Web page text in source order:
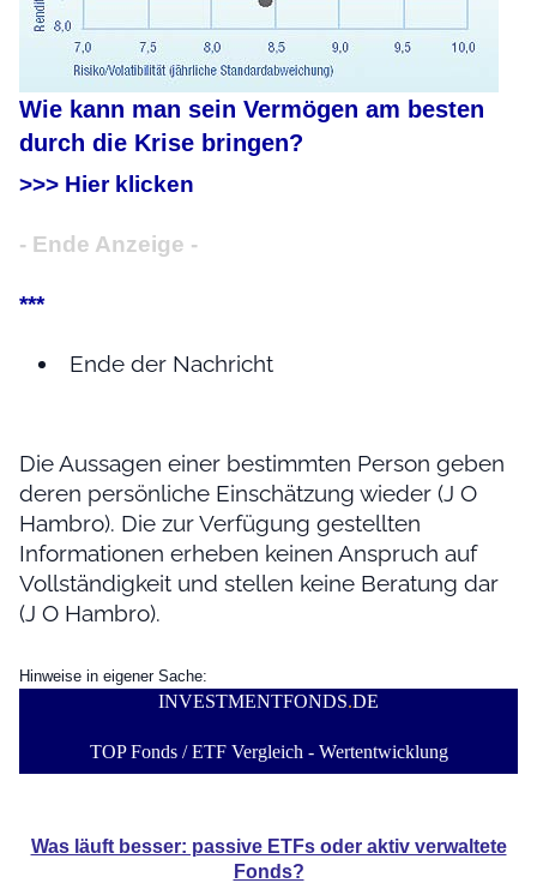
Wie kann man sein Vermögen am besten
durch die Krise bringen?
>>> Hier klicken
- Ende Anzeige -
***
Ende der Nachricht
Die Aussagen einer bestimmten Person geben
deren persönliche Einschätzung wieder (J O
Hambro). Die zur Verfügung gestellten
Informationen erheben keinen Anspruch auf
Vollständigkeit und stellen keine Beratung dar
(J O Hambro).
Hinweise in eigener Sache:
INVESTMENTFONDS.DE
TOP Fonds / ETF Vergleich - Wertentwicklung
Was läuft besser: passive ETFs oder aktiv verwaltete
Fonds?